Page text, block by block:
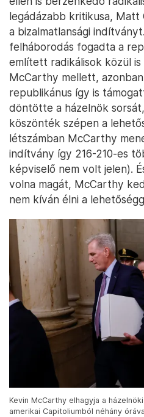
legádázabb kritikusa,
a bizalmatlansági
felháborodás fogadta a
említett radikálisok közül
McCarthy mellett,
republikánus így is
döntötte a házelnök
köszönték szépen a
létszámban McCarthy
indítvány így 216-210-es
képviselő nem volt jelen).
volna magát, McCarthy
nem kíván élni a
Kevin McCarthy elhagyja a
amerikai Capitoliumból néhány